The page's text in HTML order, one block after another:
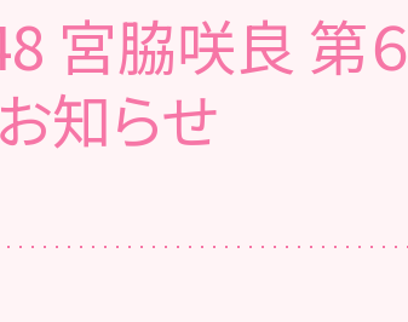
宮脇咲良 第６
知らせ